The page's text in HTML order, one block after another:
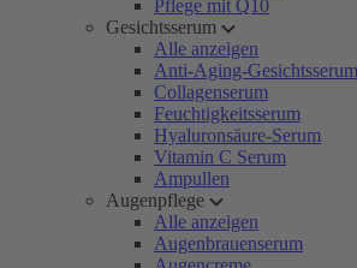
Pflege mit Q10
Gesichtsserum
Alle anzeigen
Anti-Aging-Gesichtsserum
Collagenserum
Feuchtigkeitsserum
Hyaluronsäure-Serum
Vitamin C Serum
Ampullen
Augenpflege
Alle anzeigen
Augenbrauenserum